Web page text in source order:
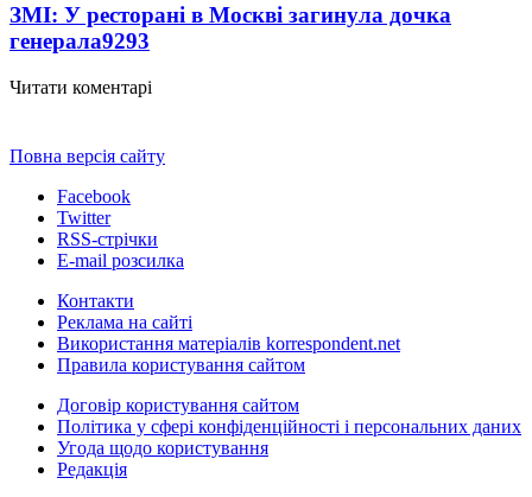
ЗМІ: У ресторані в Москві загинула дочка
генерала9293
Читати коментарі
Повна версія сайту
Facebook
Twitter
RSS-стрічки
E-mail розсилка
Контакти
Реклама на сайті
Використання матеріалів korrespondent.net
Правила користування сайтом
Договір користування сайтом
Політика у сфері конфіденційності і персональних даних
Угода щодо користування
Редакція